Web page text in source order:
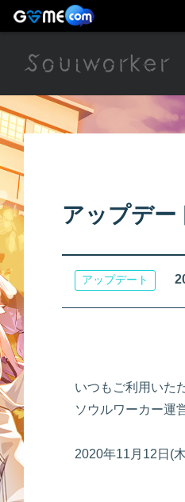
アップデー
アップデート
いつもご利用いた
ソウルワーカー運
2020年11月12日(